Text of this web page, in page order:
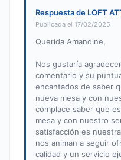
Respuesta de LOFT
Publicada el 17/02/2025
Querida Amandine,
Nos gustaría
comentario y su
encantados de saber
nueva mesa y con
complace saber que
mesa y con nuestro
satisfacción es
nos animan a seguir
calidad y un servicio